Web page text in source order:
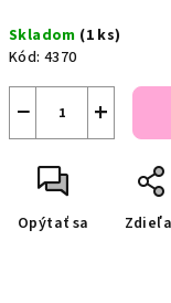
cena:
Skladom (1 ks)
Kód: 4370
+
−
Opýtať sa